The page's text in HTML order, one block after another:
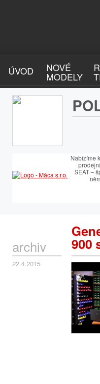
ÚVOD NOVÉ
MODELY
Nabízíme
SEAT –
900
archiv
22.4.2015